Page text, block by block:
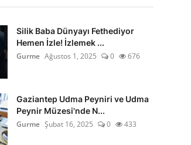
Silik Baba Dünyayı Fethediyor
Hemen İzle! İzlemek ...
Gurme Ağustos 1, 2025 0 676
Gaziantep Udma Peyniri ve Udma
Peynir Müzesi'nde N...
Gurme Şubat 16, 2025 0 433